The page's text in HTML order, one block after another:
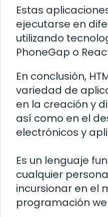
Estas
ejecutarse en
utilizando
PhoneGap o
En conclusión,
variedad de
en la creación y
así como en el
electrónicos y
Es un lenguaje
cualquier
incursionar en el
programación